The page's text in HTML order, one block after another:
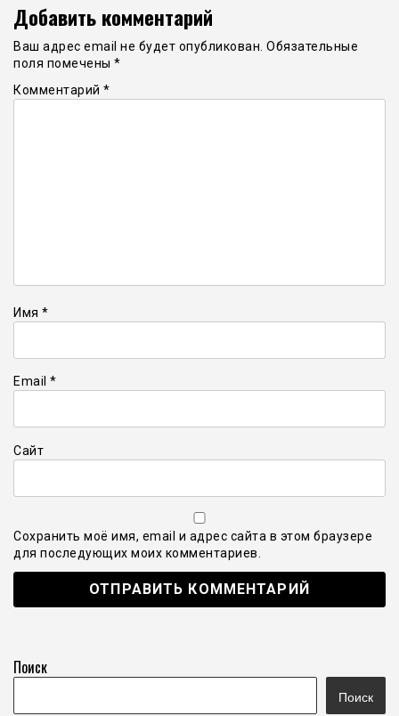
Добавить комментарий
Ваш адрес email не будет опубликован. Обязательные
поля помечены *
Комментарий *
Имя *
Email *
Сайт
Сохранить моё имя, email и адрес сайта в этом браузере
для последующих моих комментариев.
Поиск
Поиск